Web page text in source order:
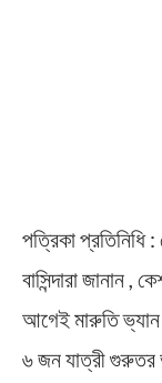
পত্রিকা প্রতিনিধি
বাসিন্দারা জানান ,
আগেই মারুতি ভ্যান
৬ জন যাত্রী